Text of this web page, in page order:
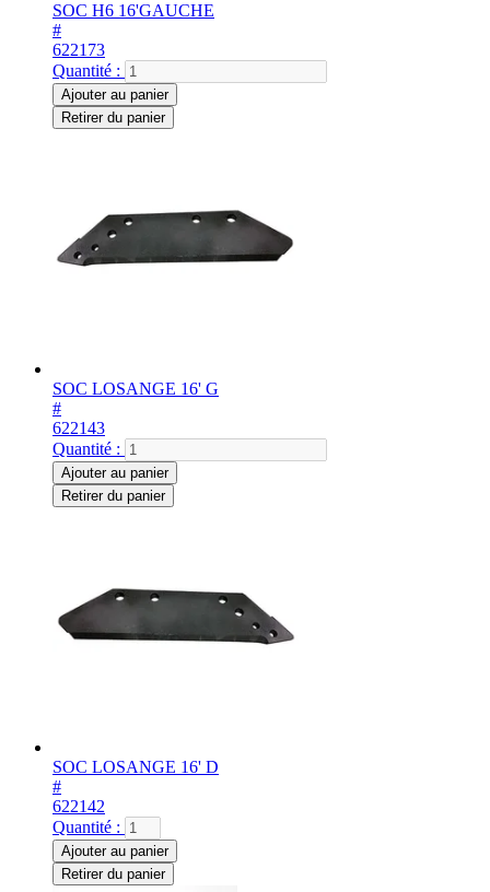
SOC H6 16'GAUCHE
#
622173
Quantité :
Ajouter au panier
Retirer du panier
SOC LOSANGE 16' G
#
622143
Quantité :
Ajouter au panier
Retirer du panier
SOC LOSANGE 16' D
#
622142
Quantité :
Ajouter au panier
Retirer du panier